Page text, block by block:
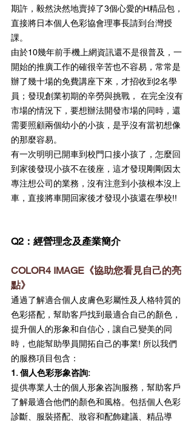
期許，毅然決然地賣掉了3個心愛的H精品包，
直接將日本個人色彩協會理事長請到台灣授
課。
由於10幾年前手機上網資訊還不是很普及，一
開始的推廣工作的確很辛苦也不容易，常常是
辦了幾十場的免費講座下來，才招收到2名學
員；發現創業初期的辛勞與挑戰， 在完全沒有
市場的情況下，要想辦法開發市場的同時，還
需要照顧兩個幼小的小孩，是乎沒有當初想像
的那麼容易。
有一次明明已開車到校門口接小孩了，怎麼回
到家後發現小孩不在後座，這才發現剛剛因太
專注想公司的業務，沒有注意到小孩根本沒上
車，直接將車開回家後才發現小孩還在學校!!
Q2：經營理念及產業簡介
COLOR4 IMAGE《協助您看見自己的亮
點》
通過了解適合個人皮膚色彩屬性及人格特質的
色彩搭配，幫助客戶找到最適合自己的顏色，
提升個人的形象和自信心，讓自己變美的同
時，也能幫助學員開拓自己的事業! 所以我們
的服務項目包含：
1. 個人色彩形象咨詢:
提供專業人士的個人形象咨詢服務，幫助客戶
了解最適合他們的顏色和風格。包括個人色彩
診斷、服裝搭配、妝容和配飾建議、精品導